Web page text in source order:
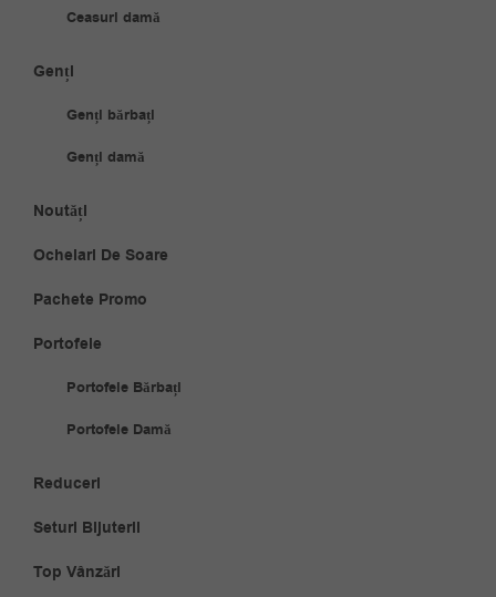
Ceasuri damă
Genți
Genți bărbați
Genți damă
Noutăți
Ochelari De Soare
Pachete Promo
Portofele
Portofele Bărbați
Portofele Damă
Reduceri
Seturi Bijuterii
Top Vânzări